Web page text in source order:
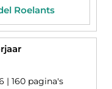
Roelants
| 160 pagina's